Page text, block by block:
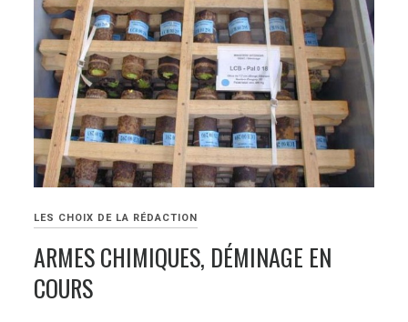
LES CHOIX DE LA RÉDACTION
ARMES CHIMIQUES, DÉMINAGE EN
COURS